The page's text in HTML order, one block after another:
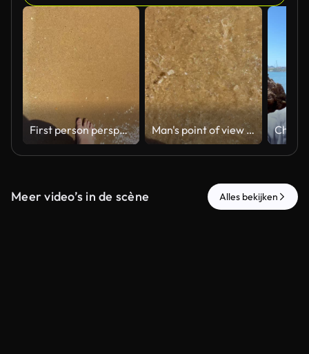
First person perspective of a man walking barefoot along the sunny shoreline of a sandy beach. With gentle waves occasionally washing over his feet Man's point of view walking barefoot on a wet sandy beach while the clear sea water washes over his feet, creating relaxing ripples and a feeling of freedom during a sunny summer day
Meer video’s in de scène Alles bekijken